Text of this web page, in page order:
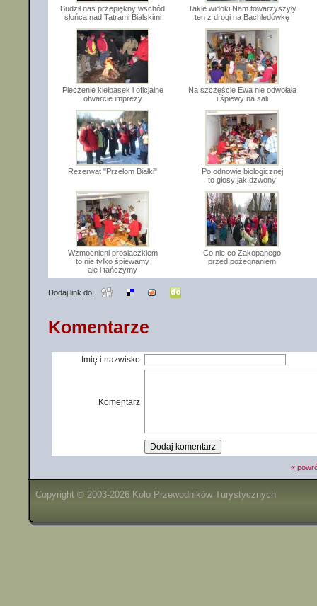
Budził nas przepiękny wschód
słońca nad Tatrami Bialskimi
Takie widoki Nam towarzyszyły
ten z drogi na Bachledówkę
Pieczenie kiełbasek i oficjalne
otwarcie imprezy
Na szczęście Ewa nie odwołała
i śpiewy na sali
Rezerwat "Przełom Białki"
Po odnowie biologicznej
to głosy jak dzwony
Wzmocnieni prosiaczkiem
to nie tylko śpiewamy
ale i tańczymy
Co nie co Zakopanego
przed pożegnaniem
Dodaj link do:
Komentarze
Imię i nazwisko
Komentarz
«
Copyright © 2003-2026 Koło Przewodników Turystycznych